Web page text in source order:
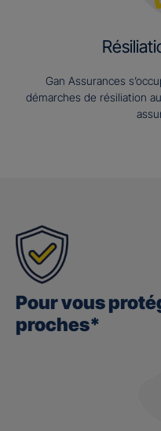
Gan Assurances
démarches de résiliation
Pour vous
proches*